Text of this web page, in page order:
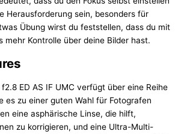
Herausforderung sein, besonders für
Übung wirst du feststellen, dass du mit
mehr Kontrolle über deine Bilder hast.
ED AS IF UMC verfügt über eine Reihe
es zu einer guten Wahl für Fotografen
eine asphärische Linse, die hilft,
zu korrigieren, und eine Ultra-Multi-